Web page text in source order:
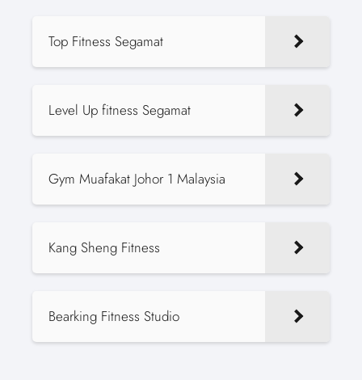
Top Fitness Segamat
Level Up fitness Segamat
Gym Muafakat Johor 1 Malaysia
Kang Sheng Fitness
Bearking Fitness Studio